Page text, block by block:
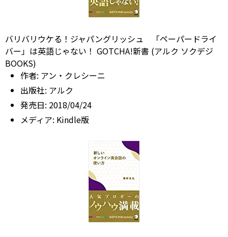
バリバリウケる！ジャパングリッシュ 「ペーパードライ
バー」は英語じゃない！ GOTCHA!新書 (アルク ソクデジ
BOOKS)
作者: アン・クレシーニ
出版社: アルク
発売日: 2018/04/24
メディア: Kindle版